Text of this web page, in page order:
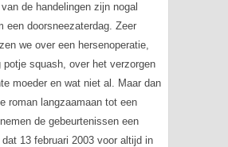
de handelingen zijn nogal
een doorsneezaterdag. Zeer
we over een hersenoperatie,
squash, over het verzorgen
moeder en wat niet al. Maar dan
roman langzaamaan tot een
de gebeurtenissen een
13 februari 2003 voor altijd in